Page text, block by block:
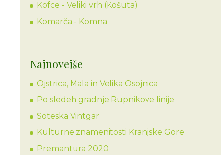
Kofce - Veliki vrh (Košuta)
Komarča - Komna
Najnovejše
Ojstrica, Mala in Velika Osojnica
Po sledeh gradnje Rupnikove linije
Soteska Vintgar
Kulturne znamenitosti Kranjske Gore
Premantura 2020